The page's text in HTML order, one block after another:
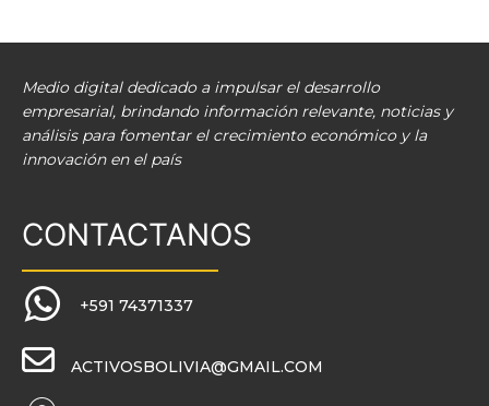
Medio digital dedicado a impulsar el desarrollo
empresarial, brindando información relevante, noticias y
análisis para fomentar el crecimiento económico y la
innovación en el país
CONTACTANOS
+591 74371337
ACTIVOSBOLIVIA@GMAIL.COM